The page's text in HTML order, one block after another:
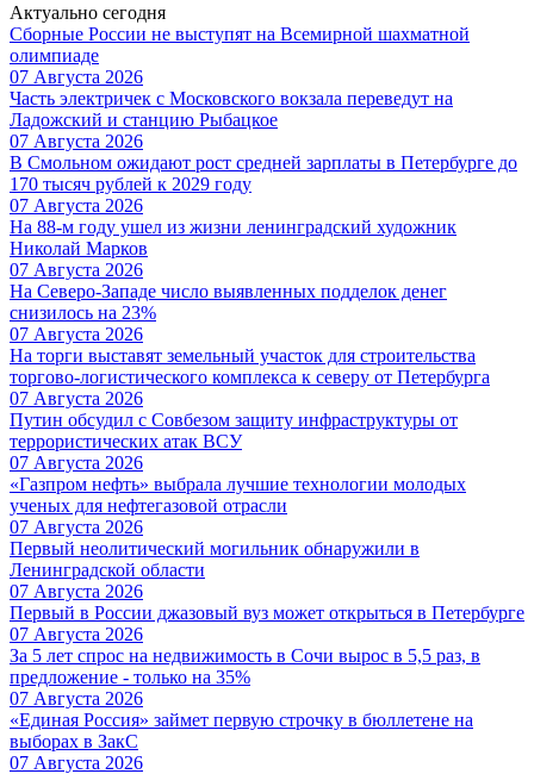
Актуально сегодня
Сборные России не выступят на Всемирной шахматной
олимпиаде
07 Августа 2026
Часть электричек с Московского вокзала переведут на
Ладожский и станцию Рыбацкое
07 Августа 2026
В Смольном ожидают рост средней зарплаты в Петербурге до
170 тысяч рублей к 2029 году
07 Августа 2026
На 88-м году ушел из жизни ленинградский художник
Николай Марков
07 Августа 2026
На Северо-Западе число выявленных подделок денег
снизилось на 23%
07 Августа 2026
На торги выставят земельный участок для строительства
торгово-логистического комплекса к северу от Петербурга
07 Августа 2026
Путин обсудил с Совбезом защиту инфраструктуры от
террористических атак ВСУ
07 Августа 2026
«Газпром нефть» выбрала лучшие технологии молодых
ученых для нефтегазовой отрасли
07 Августа 2026
Первый неолитический могильник обнаружили в
Ленинградской области
07 Августа 2026
Первый в России джазовый вуз может открыться в Петербурге
07 Августа 2026
За 5 лет спрос на недвижимость в Сочи вырос в 5,5 раз, в
предложение - только на 35%
07 Августа 2026
«Единая Россия» займет первую строчку в бюллетене на
выборах в ЗакС
07 Августа 2026